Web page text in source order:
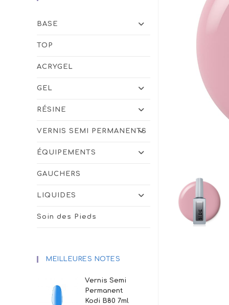
BASE
TOP
ACRYGEL
GEL
RÉSINE
VERNIS SEMI PERMANENTS
ÉQUIPEMENTS
GAUCHERS
LIQUIDES
Soin des Pieds
MEILLEURES NOTES
Vernis Semi
Permanent
Kodi B80 7ml